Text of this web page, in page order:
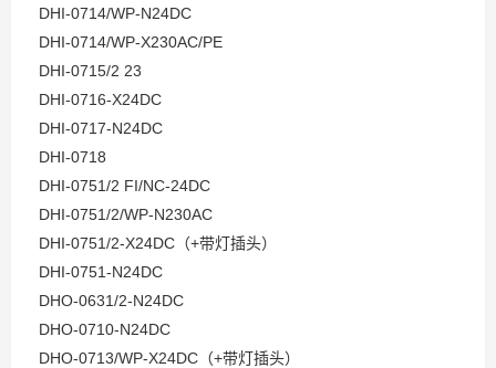
DHI-0714/WP-N24DC
DHI-0714/WP-X230AC/PE
DHI-0715/2 23
DHI-0716-X24DC
DHI-0717-N24DC
DHI-0718
DHI-0751/2 FI/NC-24DC
DHI-0751/2/WP-N230AC
DHI-0751/2-X24DC（+带灯插头）
DHI-0751-N24DC
DHO-0631/2-N24DC
DHO-0710-N24DC
DHO-0713/WP-X24DC（+带灯插头）